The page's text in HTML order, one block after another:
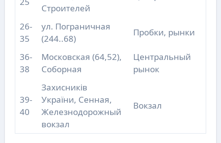
Строителей
26-
35
ул. Пограничная
(244..68)
Пробки, рынки
36-
38
Московская (64,52),
Соборная
Центральный
рынок
39-
40
Захисників
України, Сенная,
Железнодорожный
вокзал
Вокзал